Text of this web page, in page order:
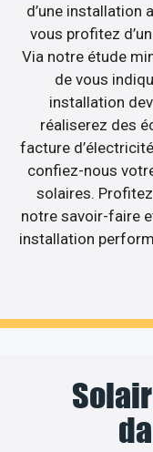
d’une installation
vous profitez
Via notre étude
de vous
installation
réaliserez des
facture
confiez-nous
solaires.
notre savoir-faire
installation